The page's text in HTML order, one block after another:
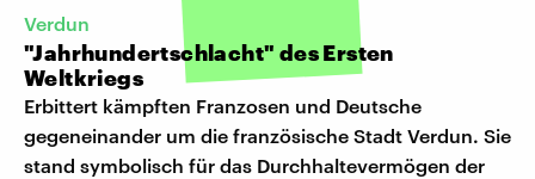
Verdun
"Jahrhundertschlacht" des Ersten
Weltkriegs
Erbittert kämpften Franzosen und Deutsche
gegeneinander um die französische Stadt Verdun. Sie
stand symbolisch für das Durchhaltevermögen der